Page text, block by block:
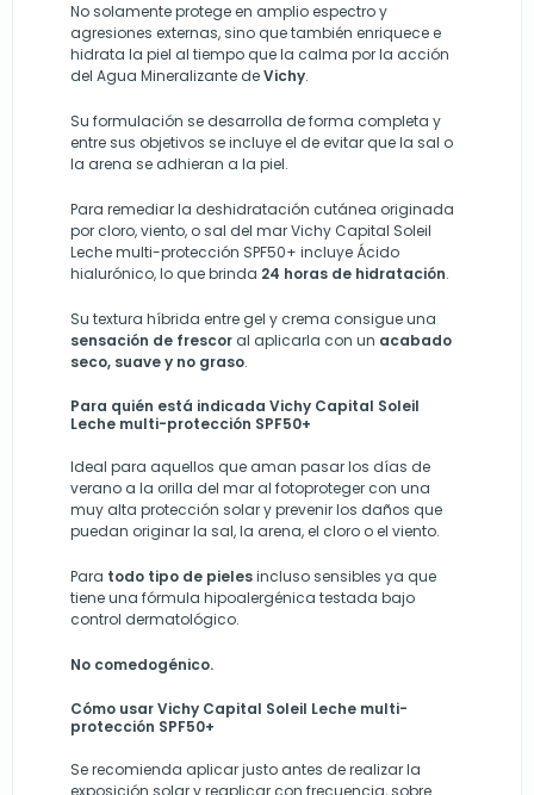
No solamente protege en amplio espectro y
agresiones externas, sino que también enriquece e
hidrata la piel al tiempo que la calma por la acción
del Agua Mineralizante deVichy.
Su formulación se desarrolla de forma completa y
entre sus objetivos se incluye el de evitar que la sal o
la arena se adhieran a la piel.
Para remediar la deshidratación cutánea originada
por cloro, viento, o sal del mar Vichy Capital Soleil
Leche multi-protección SPF50+ incluye Ácido
hialurónico, lo que brinda 24 horas de hidratación.
Su textura híbrida entre gel y crema consigue una
sensación de frescor al aplicarla con un acabado
seco, suave y no graso.
Para quién está indicada Vichy Capital Soleil
Leche multi-protección SPF50+
Ideal para aquellos que aman pasar los días de
verano a la orilla del mar al fotoproteger con una
muy alta protección solar y prevenir los daños que
puedan originar la sal, la arena, el cloro o el viento.
Para todo tipo de pielesincluso sensibles ya que
tiene una fórmula hipoalergénica testada bajo
control dermatológico.
No comedogénico.
Cómo usar Vichy Capital Soleil Leche multi-
protección SPF50+
Se recomienda aplicar justo antes de realizar la